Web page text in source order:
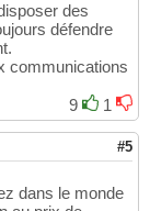
des
défendre
communications
9
1
#5
dans le monde